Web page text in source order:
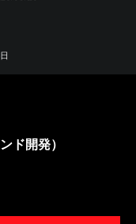
ド開発）